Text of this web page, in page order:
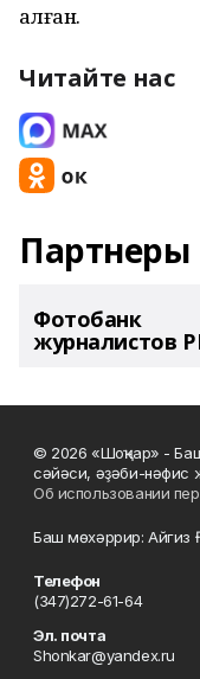
ҡалған.
Читайте нас
Партнеры
Фотобанк
журналистов
© 2026 «Шоңҡар» -
сәйәси, әҙәби-нәфис
Об использовании
Баш мөхәррир: Айгиз
Телефон
(347)272-61-64
Эл. почта
Shonkar@yandex.ru